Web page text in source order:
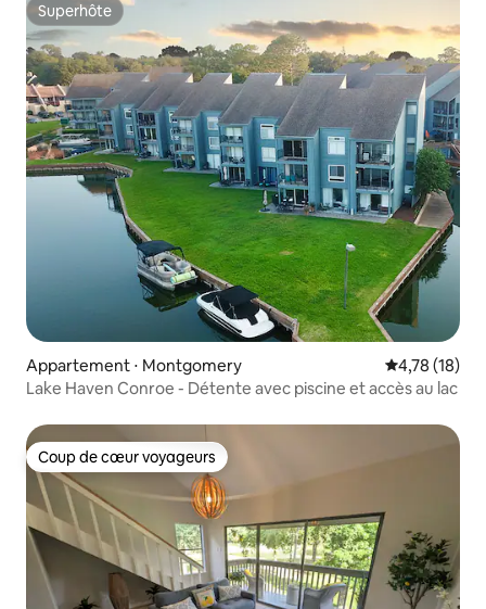
Superhôte
Superhôte
Appartement ⋅ Montgomery Évaluation
4,78 (18)
Lake Haven Conroe - Détente avec piscine et accès au lac
Coup de cœur voyageurs
Coup de cœur voyageurs